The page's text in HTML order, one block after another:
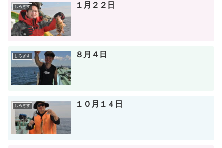
しろぎす １月２２日
しろぎす ８月４日
しろぎす １０月１４日